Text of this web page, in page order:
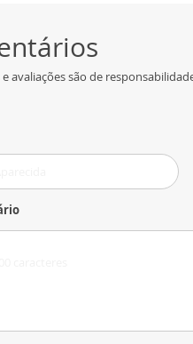
avaliações são de